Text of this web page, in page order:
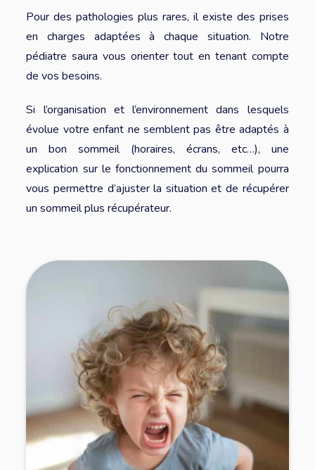
Pour des pathologies plus rares, il existe des prises
en charges adaptées à chaque situation. Notre
pédiatre saura vous orienter tout en tenant compte
de vos besoins.
Si l’organisation et l’environnement dans lesquels
évolue votre enfant ne semblent pas être adaptés à
un bon sommeil (horaires, écrans, etc…), une
explication sur le fonctionnement du sommeil pourra
vous permettre d’ajuster la situation et de récupérer
un sommeil plus récupérateur.